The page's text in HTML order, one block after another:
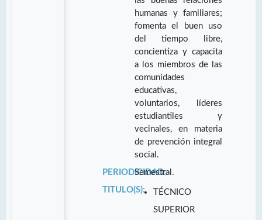
humanas y familiares;
fomenta el buen uso
del tiempo libre,
concientiza y capacita
a los miembros de las
comunidades
educativas,
voluntarios, líderes
estudiantiles y
vecinales, en materia
de prevención integral
social.
PERIODICIDAD:
Semestral.
TITULO(S):
TÉCNICO
SUPERIOR